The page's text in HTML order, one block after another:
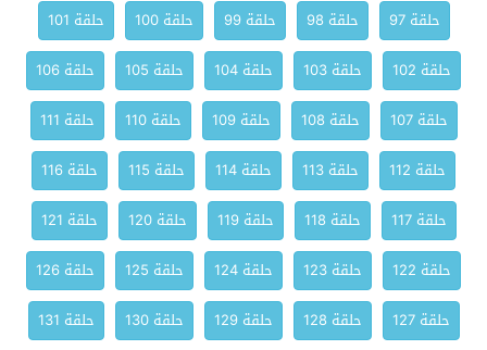
حلقة 97
حلقة 98 حلقة 99 حلقة 100
حلقة 101
حلقة 102
حلقة 103 حلقة 104 حلقة 105
حلقة 106
حلقة 107
حلقة 108 حلقة 109 حلقة 110
حلقة 111
حلقة 112
حلقة 113 حلقة 114 حلقة 115
حلقة 116
حلقة 117
حلقة 118 حلقة 119 حلقة 120
حلقة 121
حلقة 122
حلقة 123 حلقة 124 حلقة 125
حلقة 126
حلقة 127
حلقة 128 حلقة 129 حلقة 130 حلقة 131